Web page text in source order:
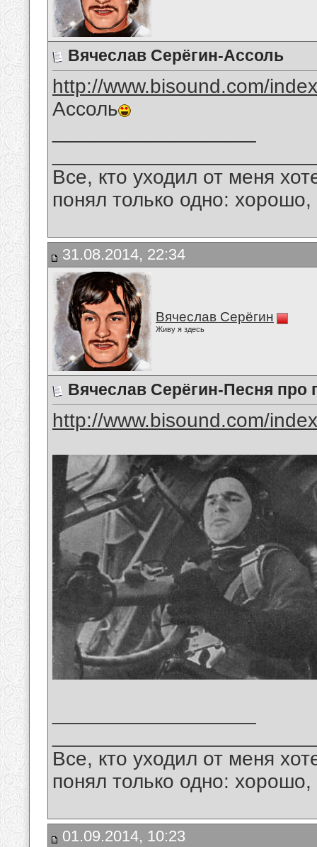
Вячеслав Серёгин-Ассоль
http://www.bisound.com/
Ассоль
Все, кто уходил от меня
понял только одно:
31.08.2014, 22:34
Вячеслав Серёгин
Живу я здесь
Вячеслав Серёгин-Песня про
http://www.bisound.com/
Все, кто уходил от меня
понял только одно:
01.09.2014, 10:23